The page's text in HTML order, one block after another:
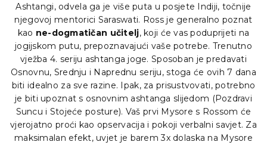
Ashtangi, odvela ga je više puta u posjete Indiji, točnije
njegovoj mentorici Saraswati. Ross je generalno poznat
kao ne-dogmatičan učitelj, koji će vas poduprijeti na
jogijskom putu, prepoznavajući vaše potrebe. Trenutno
vježba 4. seriju ashtanga joge. Sposoban je predavati
Osnovnu, Srednju i Naprednu seriju, stoga će ovih 7 dana
biti idealno za sve razine. Ipak, za prisustvovati, potrebno
je biti upoznat s osnovnim ashtanga slijedom (Pozdravi
Suncu i Stojeće posture). Vaš prvi Mysore s Rossom će
vjerojatno proći kao opservacija i pokoji verbalni savjet. Za
maksimalan efekt, uvjet je barem 3x dolaska na Mysore